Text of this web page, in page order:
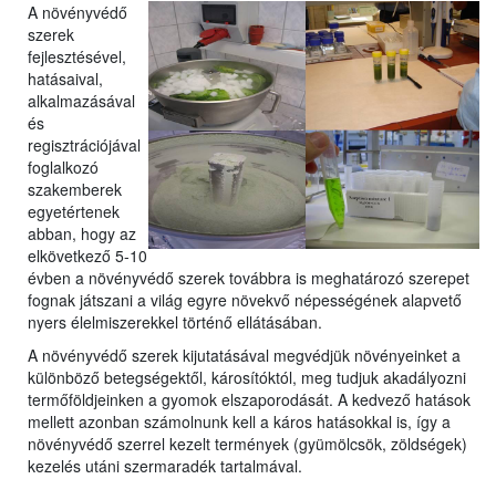
A növényvédő
szerek
fejlesztésével,
hatásaival,
alkalmazásával
és
regisztrációjával
foglalkozó
szakemberek
egyetértenek
abban, hogy az
elkövetkező 5-10
évben a növényvédő szerek továbbra is meghatározó szerepet
fognak játszani a világ egyre növekvő népességének alapvető
nyers élelmiszerekkel történő ellátásában.
A növényvédő szerek kijutatásával megvédjük növényeinket a
különböző betegségektől, károsítóktól, meg tudjuk akadályozni
termőföldjeinken a gyomok elszaporodását. A kedvező hatások
mellett azonban számolnunk kell a káros hatásokkal is, így a
növényvédő szerrel kezelt termények (gyümölcsök, zöldségek)
kezelés utáni szermaradék tartalmával.